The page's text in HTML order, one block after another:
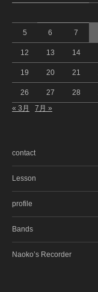
5 6 7
12 13 14
19 20 21
26 27 28
« 3月 7月 »
contact
Lesson
profile
Bands
Naoko’s Recorder